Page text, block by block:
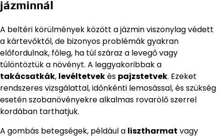
jázminnál
A beltéri körülmények között a jázmin viszonylag védett
a kártevőktől, de bizonyos problémák gyakran
előfordulnak, főleg, ha túl száraz a levegő vagy
túlöntöztük a növényt. A leggyakoribbak a
takácsatkák, levéltetvekés pajzstetvek. Ezeket
rendszeres vizsgálattal, időnkénti lemosással, és szükség
esetén szobanövényekre alkalmas rovarölő szerrel
kordában tarthatjuk.
A gombás betegségek, például a lisztharmat vagy